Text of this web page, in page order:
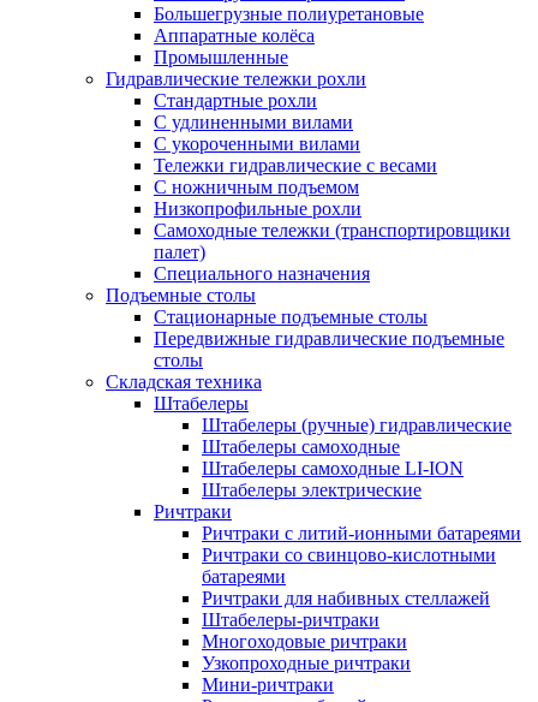
Большегрузные полиуретановые
Аппаратные колёса
Промышленные
Гидравлические тележки рохли
Стандартные рохли
С удлиненными вилами
С укороченными вилами
Тележки гидравлические с весами
С ножничным подъемом
Низкопрофильные рохли
Самоходные тележки (транспортировщики
палет)
Специального назначения
Подъемные столы
Стационарные подъемные столы
Передвижные гидравлические подъемные
столы
Складская техника
Штабелеры
Штабелеры (ручные) гидравлические
Штабелеры самоходные
Штабелеры самоходные LI-ION
Штабелеры электрические
Ричтраки
Ричтраки с литий-ионными батареями
Ричтраки со свинцово-кислотными
батареями
Ричтраки для набивных стеллажей
Штабелеры-ричтраки
Многоходовые ричтраки
Узкопроходные ричтраки
Мини-ричтраки